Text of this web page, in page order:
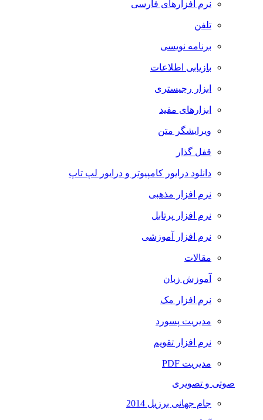
نرم افزارهای فارسی
تلفن
برنامه نویسی
بازیابی اطلاعات
ابزار رجیستری
ابزارهای مفید
ویرایشگر متن
قفل گذار
دانلود درایور کامپیوتر و درایور لپ تاپ
نرم افزار مذهبی
نرم افزار پرتابل
نرم افزار آموزشی
مقالات
آموزش زبان
نرم افزار مک
مدیریت پسورد
نرم افزار تقویم
مدیریت PDF
صوتی و تصویری
جام جهانی برزیل 2014